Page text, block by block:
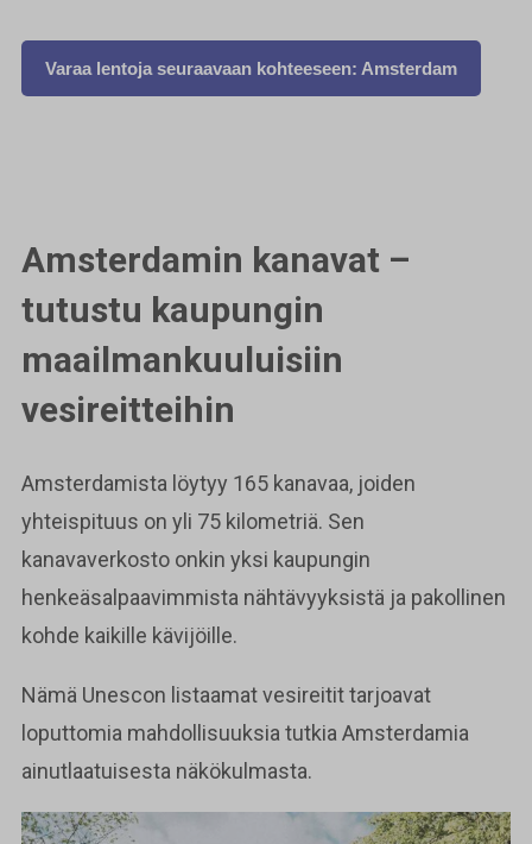
Varaa lentoja seuraavaan kohteeseen: Amsterdam
Amsterdamin kanavat –
tutustu kaupungin
maailmankuuluisiin
vesireitteihin
Amsterdamista löytyy 165 kanavaa, joiden
yhteispituus on yli 75 kilometriä. Sen
kanavaverkosto onkin yksi kaupungin
henkeäsalpaavimmista nähtävyyksistä ja pakollinen
kohde kaikille kävijöille.
Nämä Unescon listaamat vesireitit tarjoavat
loputtomia mahdollisuuksia tutkia Amsterdamia
ainutlaatuisesta näkökulmasta.